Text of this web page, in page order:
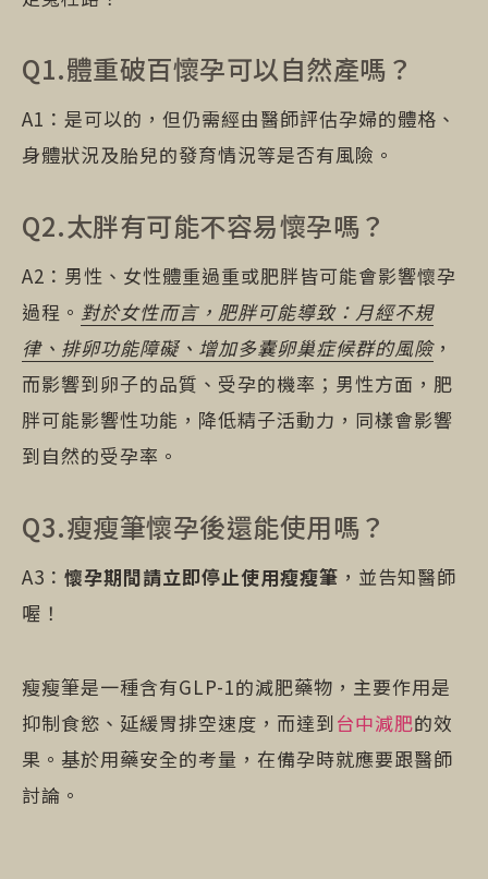
Q1.體重破百懷孕可以自然產嗎？
A1：是可以的，但仍需經由醫師評估孕婦的體格、
身體狀況及胎兒的發育情況等是否有風險。
Q2.太胖有可能不容易懷孕嗎？
A2：男性、女性體重過重或肥胖皆可能會影響懷孕
過程。 對於女性而言，肥胖可能導致：月經不規
律、排卵功能障礙、增加多囊卵巢症候群的風險，
而影響到卵子的品質、受孕的機率；男性方面，肥
胖可能影響性功能，降低精子活動力，同樣會影響
到自然的受孕率。
Q3.瘦瘦筆懷孕後還能使用嗎？
A3： 懷孕期間請立即停止使用瘦瘦筆 ，並告知醫師
喔！
瘦瘦筆是一種含有GLP-1的減肥藥物，主要作用是
抑制食慾、延緩胃排空速度，而達到台中減肥的效
果。基於用藥安全的考量，在備孕時就應要跟醫師
討論。